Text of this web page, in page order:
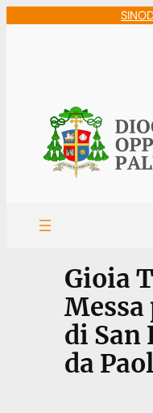
Gioia
Messa
di San
da